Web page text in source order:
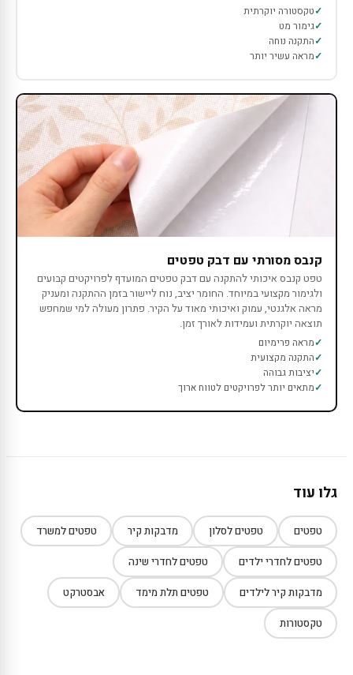
טקסטורה יוקרתית
גימור מט
התקנה נוחה
מראה עשיר יותר
קנבס מסורתי עם דבק טפטים
טפט קנבס איכותי להתקנה עם דבק טפטים המועדף לפרויקטים קבועים
ולגימור מקצועי במיוחד. החומר יציב, נוח ליישור בזמן ההתקנה ומעניק
מראה אלגנטי, עמוק ואיכותי מאוד על הקיר. פתרון מעולה למי שמחפש
תוצאה יוקרתית ועמידות לאורך זמן.
מראה פרימיום
התקנה מקצועית
יציבות גבוהה
מתאים יותר לפרויקטים לטווח ארוך
גלו עוד
טפטים טפטים לסלון מדבקות קיר טפטים למשרד
טפטים לחדרי ילדים טפטים לחדרי שינה
מדבקות קיר לילדים טפטים תלת מימד אבסטרקט
טקסטורות